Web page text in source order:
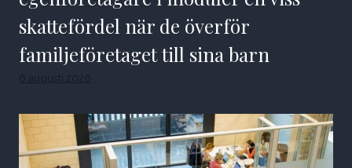
skattefördel när de överför
familjeföretaget till sina barn
6 augusti 2026